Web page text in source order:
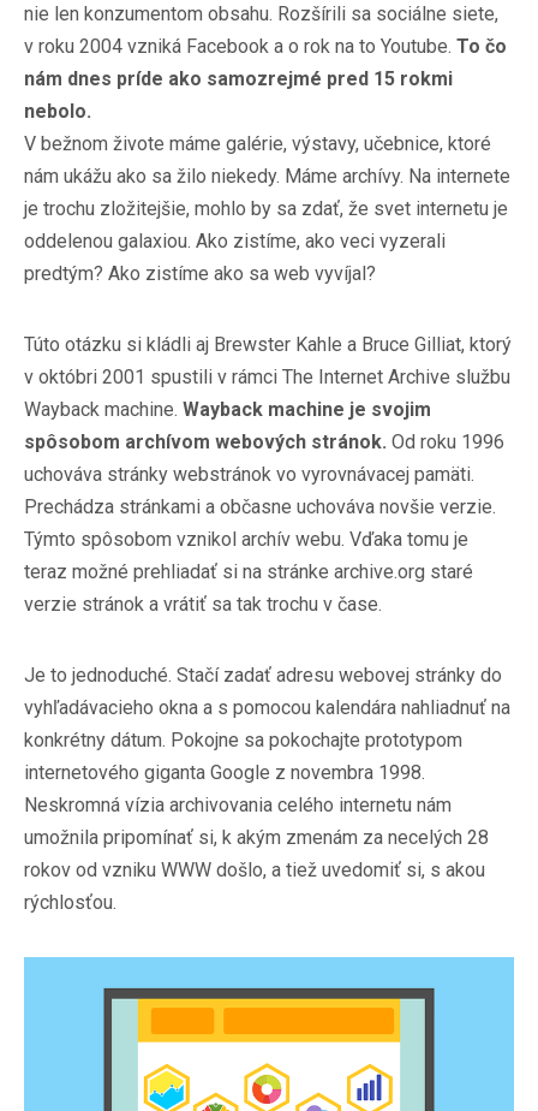
nie len konzumentom obsahu. Rozšírili sa sociálne siete,
v roku 2004 vzniká Facebook a o rok na to Youtube. To čo
nám dnes príde ako samozrejmé pred 15 rokmi
nebolo.
V bežnom živote máme galérie, výstavy, učebnice, ktoré
nám ukážu ako sa žilo niekedy. Máme archívy. Na internete
je trochu zložitejšie, mohlo by sa zdať, že svet internetu je
oddelenou galaxiou. Ako zistíme, ako veci vyzerali
predtým? Ako zistíme ako sa web vyvíjal?
Túto otázku si kládli aj Brewster Kahle a Bruce Gilliat, ktorý
v októbri 2001 spustili v rámci The Internet Archive službu
Wayback machine. Wayback machine je svojim
spôsobom archívom webových stránok. Od roku 1996
uchováva stránky webstránok vo vyrovnávacej pamäti.
Prechádza stránkami a občasne uchováva novšie verzie.
Týmto spôsobom vznikol archív webu. Vďaka tomu je
teraz možné prehliadať si na stránke archive.org staré
verzie stránok a vrátiť sa tak trochu v čase.
Je to jednoduché. Stačí zadať adresu webovej stránky do
vyhľadávacieho okna a s pomocou kalendára nahliadnuť na
konkrétny dátum. Pokojne sa pokochajte prototypom
internetového giganta Google z novembra 1998.
Neskromná vízia archivovania celého internetu nám
umožnila pripomínať si, k akým zmenám za necelých 28
rokov od vzniku WWW došlo, a tiež uvedomiť si, s akou
rýchlosťou.